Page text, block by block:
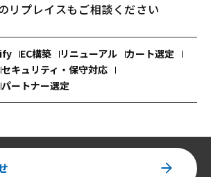
リプレイスもご相談ください
EC構築 リニューアル
カート選定
セキュリティ・保守対応
パートナー選定